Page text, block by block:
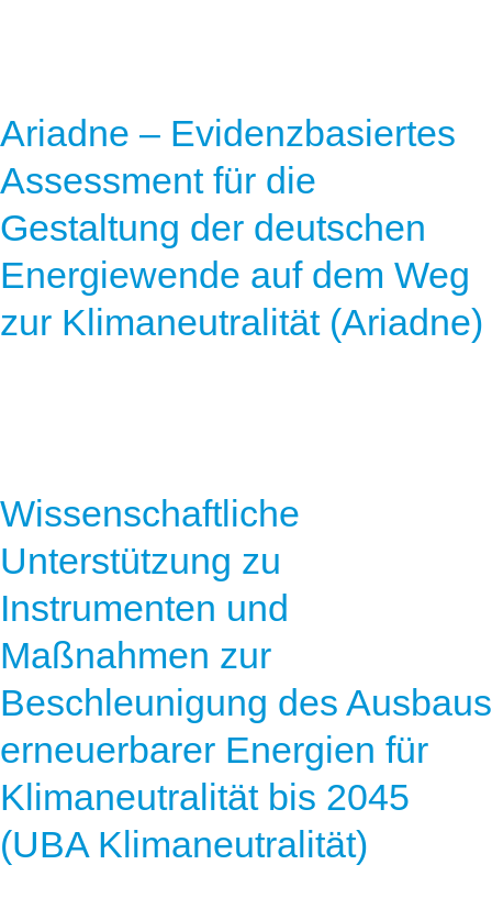
Ariadne – Evidenzbasiertes
Assessment für die
Gestaltung der deutschen
Energiewende auf dem Weg
zur Klimaneutralität (Ariadne)
Wissenschaftliche
Unterstützung zu
Instrumenten und
Maßnahmen zur
Beschleunigung des Ausbaus
erneuerbarer Energien für
Klimaneutralität bis 2045
(UBA Klimaneutralität)